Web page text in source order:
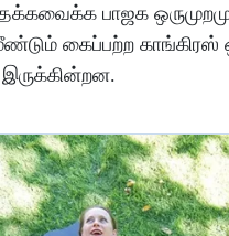
பாஜக
கைப்பற்ற காங்கிரஸ்
இருக்கின்றன.